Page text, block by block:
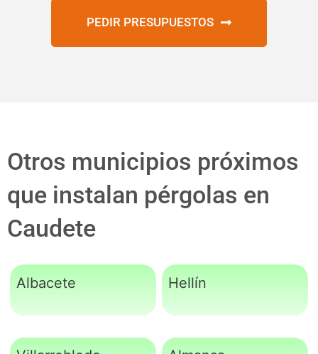
PEDIR PRESUPUESTOS
Otros municipios próximos
que instalan pérgolas en
Caudete
Albacete Hellín